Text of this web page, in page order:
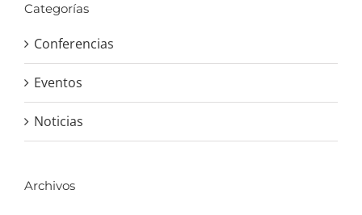
Categorías
Conferencias
Eventos
Noticias
Archivos